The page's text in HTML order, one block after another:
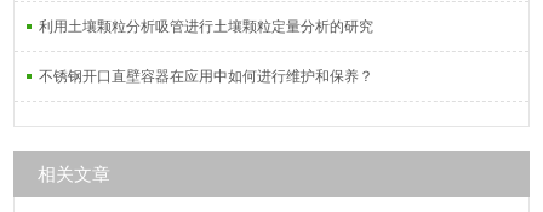
利用土壤颗粒分析吸管进行土壤颗粒定量分析的研究
不锈钢开口直壁容器在应用中如何进行维护和保养？
相关文章